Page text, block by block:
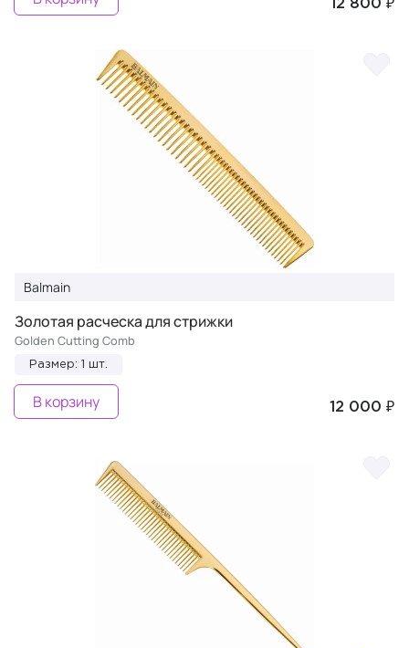
12 800 ₽
Balmain
Золотая расческа для стрижки
Golden Cutting Comb
Размер: 1 шт.
12 000 ₽
В корзину